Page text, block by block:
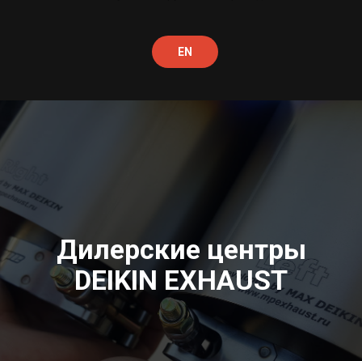
EN
Дилерские центры
DEIKIN EXHAUST